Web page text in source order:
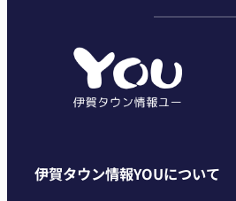
伊賀タウン情報YOUについて